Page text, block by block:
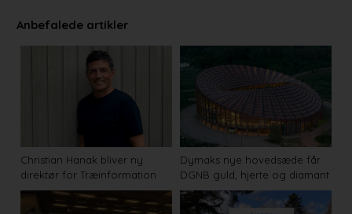
Anbefalede artikler
Christian Hanak bliver ny
direktør for Træinformation
Dymaks nye hovedsæde får
DGNB guld, hjerte og diamant